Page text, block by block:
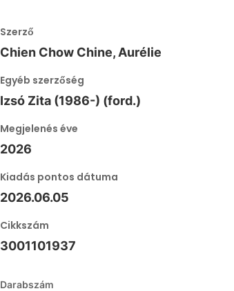
Szerző
Chien Chow Chine, Aurélie
Egyéb szerzőség
Izsó Zita (1986-) (ford.)
Megjelenés éve
2026
Kiadás pontos dátuma
2026.06.05
Cikkszám
3001101937
Darabszám